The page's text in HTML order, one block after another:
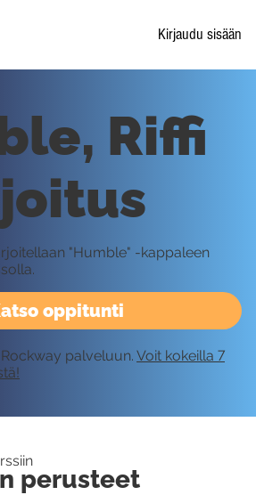
Kirjaudu sisään
oppitunti
Riffi
"Humble" -kappaleen
palveluun. Voit kokeilla 7
perusteet